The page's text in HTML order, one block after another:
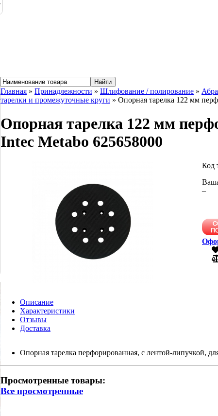
Главная » Принадлежности » Шлифование / полирование »
тарелки и промежуточные круги » Опорная тарелка 122 мм
Опорная тарелка 122 мм
Intec Metabo 625658000
Код
–
Описание
Характеристики
Отзывы
Доставка
Опорная тарелка перфорированная, с лентой-липучкой,
Просмотренные товары:
Все просмотренные